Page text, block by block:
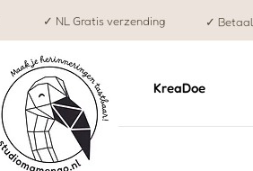
✓ NL Gratis verzending ✓
KreaDoe